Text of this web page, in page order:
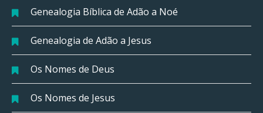
Genealogia Bíblica de Adão a Noé
Genealogia de Adão a Jesus
Os Nomes de Deus
Os Nomes de Jesus